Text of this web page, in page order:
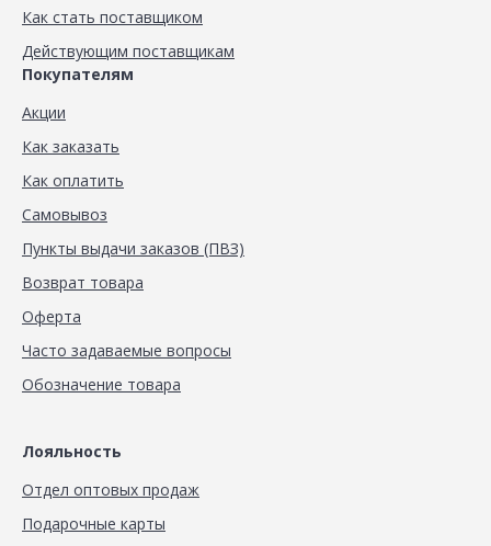
Как стать поставщиком
Действующим поставщикам
Покупателям
Акции
Как заказать
Как оплатить
Самовывоз
Пункты выдачи заказов (ПВЗ)
Возврат товара
Оферта
Часто задаваемые вопросы
Обозначение товара
Лояльность
Отдел оптовых продаж
Подарочные карты